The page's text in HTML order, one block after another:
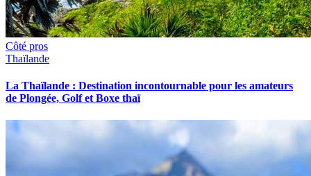
Côté pros
Thaïlande
La Thaïlande : Destination incontournable pour les amateurs
de Plongée, Golf et Boxe thaï